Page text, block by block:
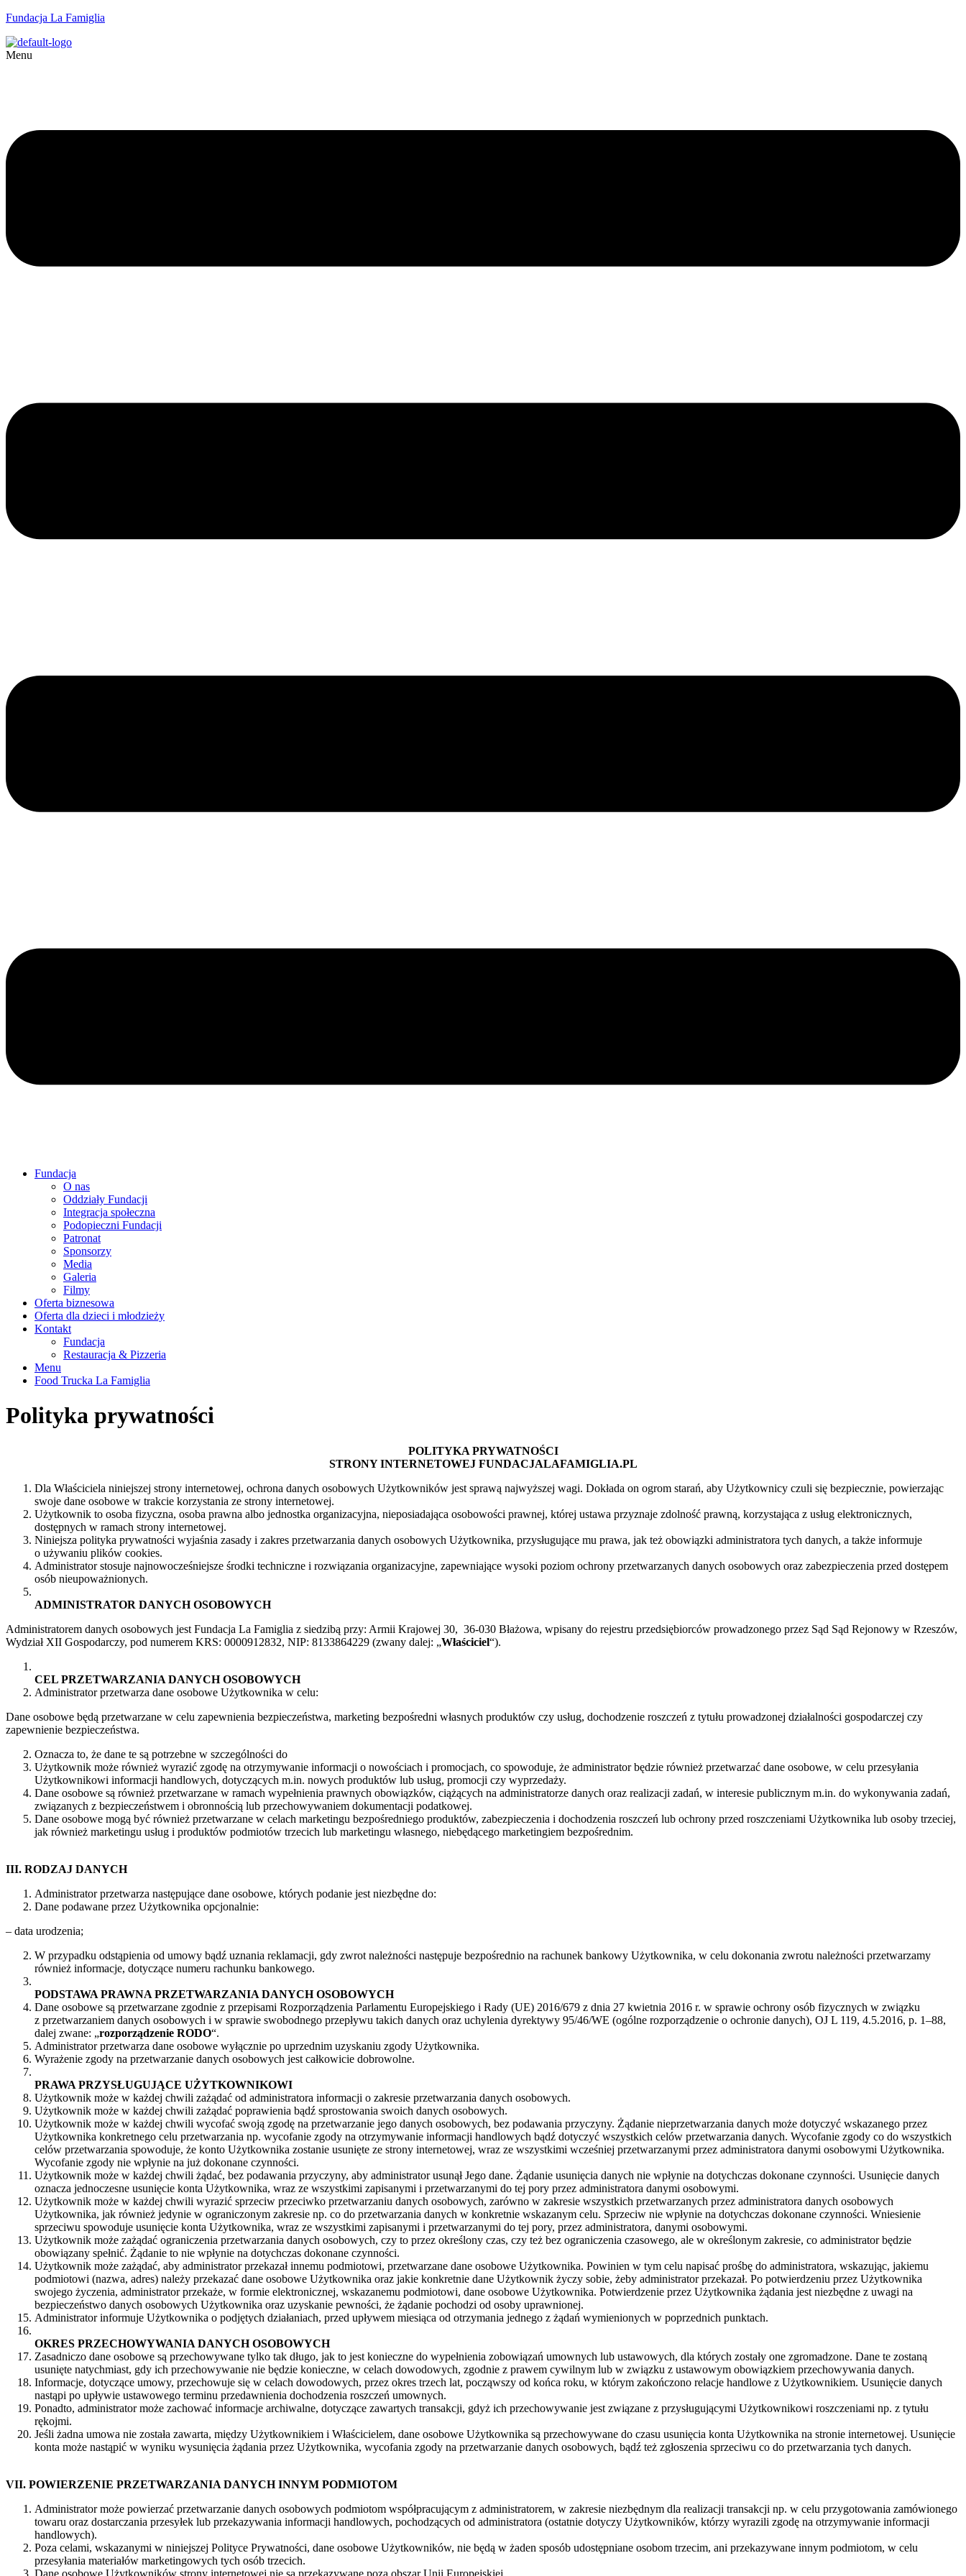
Fundacja La Famiglia
Menu
Fundacja
O nas
Oddziały Fundacji
Integracja społeczna
Podopieczni Fundacji
Patronat
Sponsorzy
Media
Galeria
Filmy
Oferta biznesowa
Oferta dla dzieci i młodzieży
Kontakt
Fundacja
Restauracja & Pizzeria
Menu
Food Trucka La Famiglia
Polityka prywatności
POLITYKA PRYWATNOŚCI
STRONY INTERNETOWEJ FUNDACJALAFAMIGLIA.PL
Dla Właściciela niniejszej strony internetowej, ochrona danych osobowych Użytkowników jest sprawą najwyższej wagi. Dokłada on ogrom starań, aby Użytkownicy czuli się bezpiecznie, powierzając
swoje dane osobowe w trakcie korzystania ze strony internetowej.
Użytkownik to osoba fizyczna, osoba prawna albo jednostka organizacyjna, nieposiadająca osobowości prawnej, której ustawa przyznaje zdolność prawną, korzystająca z usług elektronicznych,
dostępnych w ramach strony internetowej.
Niniejsza polityka prywatności wyjaśnia zasady i zakres przetwarzania danych osobowych Użytkownika, przysługujące mu prawa, jak też obowiązki administratora tych danych, a także informuje
o używaniu plików cookies.
Administrator stosuje najnowocześniejsze środki techniczne i rozwiązania organizacyjne, zapewniające wysoki poziom ochrony przetwarzanych danych osobowych oraz zabezpieczenia przed dostępem
osób nieupoważnionych.
ADMINISTRATOR DANYCH OSOBOWYCH
Administratorem danych osobowych jest Fundacja La Famiglia z siedzibą przy: Armii Krajowej 30, 36-030 Błażowa, wpisany do rejestru przedsiębiorców prowadzonego przez Sąd Sąd Rejonowy w Rzeszów,
Wydział XII Gospodarczy, pod numerem KRS: 0000912832, NIP: 8133864229 (zwany dalej: „Właściciel“).
CEL PRZETWARZANIA DANYCH OSOBOWYCH
Administrator przetwarza dane osobowe Użytkownika w celu:
Dane osobowe będą przetwarzane w celu zapewnienia bezpieczeństwa, marketing bezpośredni własnych produktów czy usług, dochodzenie roszczeń z tytułu prowadzonej działalności gospodarczej czy
zapewnienie bezpieczeństwa.
Oznacza to, że dane te są potrzebne w szczególności do
Użytkownik może również wyrazić zgodę na otrzymywanie informacji o nowościach i promocjach, co spowoduje, że administrator będzie również przetwarzać dane osobowe, w celu przesyłania
Użytkownikowi informacji handlowych, dotyczących m.in. nowych produktów lub usług, promocji czy wyprzedaży.
Dane osobowe są również przetwarzane w ramach wypełnienia prawnych obowiązków, ciążących na administratorze danych oraz realizacji zadań, w interesie publicznym m.in. do wykonywania zadań,
związanych z bezpieczeństwem i obronnością lub przechowywaniem dokumentacji podatkowej.
Dane osobowe mogą być również przetwarzane w celach marketingu bezpośredniego produktów, zabezpieczenia i dochodzenia roszczeń lub ochrony przed roszczeniami Użytkownika lub osoby trzeciej,
jak również marketingu usług i produktów podmiotów trzecich lub marketingu własnego, niebędącego marketingiem bezpośrednim.
III. RODZAJ DANYCH
Administrator przetwarza następujące dane osobowe, których podanie jest niezbędne do:
Dane podawane przez Użytkownika opcjonalnie:
– data urodzenia;
W przypadku odstąpienia od umowy bądź uznania reklamacji, gdy zwrot należności następuje bezpośrednio na rachunek bankowy Użytkownika, w celu dokonania zwrotu należności przetwarzamy
również informacje, dotyczące numeru rachunku bankowego.
PODSTAWA PRAWNA PRZETWARZANIA DANYCH OSOBOWYCH
Dane osobowe są przetwarzane zgodnie z przepisami Rozporządzenia Parlamentu Europejskiego i Rady (UE) 2016/679 z dnia 27 kwietnia 2016 r. w sprawie ochrony osób fizycznych w związku
z przetwarzaniem danych osobowych i w sprawie swobodnego przepływu takich danych oraz uchylenia dyrektywy 95/46/WE (ogólne rozporządzenie o ochronie danych), OJ L 119, 4.5.2016, p. 1–88,
dalej zwane: „rozporządzenie RODO“.
Administrator przetwarza dane osobowe wyłącznie po uprzednim uzyskaniu zgody Użytkownika.
Wyrażenie zgody na przetwarzanie danych osobowych jest całkowicie dobrowolne.
PRAWA PRZYSŁUGUJĄCE UŻYTKOWNIKOWI
Użytkownik może w każdej chwili zażądać od administratora informacji o zakresie przetwarzania danych osobowych.
Użytkownik może w każdej chwili zażądać poprawienia bądź sprostowania swoich danych osobowych.
Użytkownik może w każdej chwili wycofać swoją zgodę na przetwarzanie jego danych osobowych, bez podawania przyczyny. Żądanie nieprzetwarzania danych może dotyczyć wskazanego przez
Użytkownika konkretnego celu przetwarzania np. wycofanie zgody na otrzymywanie informacji handlowych bądź dotyczyć wszystkich celów przetwarzania danych. Wycofanie zgody co do wszystkich
celów przetwarzania spowoduje, że konto Użytkownika zostanie usunięte ze strony internetowej, wraz ze wszystkimi wcześniej przetwarzanymi przez administratora danymi osobowymi Użytkownika.
Wycofanie zgody nie wpłynie na już dokonane czynności.
Użytkownik może w każdej chwili żądać, bez podawania przyczyny, aby administrator usunął Jego dane. Żądanie usunięcia danych nie wpłynie na dotychczas dokonane czynności. Usunięcie danych
oznacza jednoczesne usunięcie konta Użytkownika, wraz ze wszystkimi zapisanymi i przetwarzanymi do tej pory przez administratora danymi osobowymi.
Użytkownik może w każdej chwili wyrazić sprzeciw przeciwko przetwarzaniu danych osobowych, zarówno w zakresie wszystkich przetwarzanych przez administratora danych osobowych
Użytkownika, jak również jedynie w ograniczonym zakresie np. co do przetwarzania danych w konkretnie wskazanym celu. Sprzeciw nie wpłynie na dotychczas dokonane czynności. Wniesienie
sprzeciwu spowoduje usunięcie konta Użytkownika, wraz ze wszystkimi zapisanymi i przetwarzanymi do tej pory, przez administratora, danymi osobowymi.
Użytkownik może zażądać ograniczenia przetwarzania danych osobowych, czy to przez określony czas, czy też bez ograniczenia czasowego, ale w określonym zakresie, co administrator będzie
obowiązany spełnić. Żądanie to nie wpłynie na dotychczas dokonane czynności.
Użytkownik może zażądać, aby administrator przekazał innemu podmiotowi, przetwarzane dane osobowe Użytkownika. Powinien w tym celu napisać prośbę do administratora, wskazując, jakiemu
podmiotowi (nazwa, adres) należy przekazać dane osobowe Użytkownika oraz jakie konkretnie dane Użytkownik życzy sobie, żeby administrator przekazał. Po potwierdzeniu przez Użytkownika
swojego życzenia, administrator przekaże, w formie elektronicznej, wskazanemu podmiotowi, dane osobowe Użytkownika. Potwierdzenie przez Użytkownika żądania jest niezbędne z uwagi na
bezpieczeństwo danych osobowych Użytkownika oraz uzyskanie pewności, że żądanie pochodzi od osoby uprawnionej.
Administrator informuje Użytkownika o podjętych działaniach, przed upływem miesiąca od otrzymania jednego z żądań wymienionych w poprzednich punktach.
OKRES PRZECHOWYWANIA DANYCH OSOBOWYCH
Zasadniczo dane osobowe są przechowywane tylko tak długo, jak to jest konieczne do wypełnienia zobowiązań umownych lub ustawowych, dla których zostały one zgromadzone. Dane te zostaną
usunięte natychmiast, gdy ich przechowywanie nie będzie konieczne, w celach dowodowych, zgodnie z prawem cywilnym lub w związku z ustawowym obowiązkiem przechowywania danych.
Informacje, dotyczące umowy, przechowuje się w celach dowodowych, przez okres trzech lat, począwszy od końca roku, w którym zakończono relacje handlowe z Użytkownikiem. Usunięcie danych
nastąpi po upływie ustawowego terminu przedawnienia dochodzenia roszczeń umownych.
Ponadto, administrator może zachować informacje archiwalne, dotyczące zawartych transakcji, gdyż ich przechowywanie jest związane z przysługującymi Użytkownikowi roszczeniami np. z tytułu
rękojmi.
Jeśli żadna umowa nie została zawarta, między Użytkownikiem i Właścicielem, dane osobowe Użytkownika są przechowywane do czasu usunięcia konta Użytkownika na stronie internetowej. Usunięcie
konta może nastąpić w wyniku wysunięcia żądania przez Użytkownika, wycofania zgody na przetwarzanie danych osobowych, bądź też zgłoszenia sprzeciwu co do przetwarzania tych danych.
VII. POWIERZENIE PRZETWARZANIA DANYCH INNYM PODMIOTOM
Administrator może powierzać przetwarzanie danych osobowych podmiotom współpracującym z administratorem, w zakresie niezbędnym dla realizacji transakcji np. w celu przygotowania zamówionego
towaru oraz dostarczania przesyłek lub przekazywania informacji handlowych, pochodzących od administratora (ostatnie dotyczy Użytkowników, którzy wyrazili zgodę na otrzymywanie informacji
handlowych).
Poza celami, wskazanymi w niniejszej Polityce Prywatności, dane osobowe Użytkowników, nie będą w żaden sposób udostępniane osobom trzecim, ani przekazywane innym podmiotom, w celu
przesyłania materiałów marketingowych tych osób trzecich.
Dane osobowe Użytkowników strony internetowej nie są przekazywane poza obszar Unii Europejskiej.